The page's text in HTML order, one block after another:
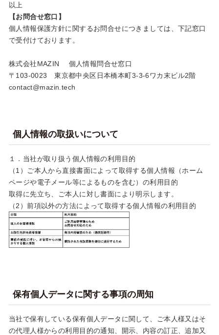
以上
【お問合せ窓口】
個人情報保護方針に関するお問合せにつきましては、下記窓口
で受付けております。
株式会社MAZIN 個人情報問合せ窓口
〒103-0023 東京都中央区日本橋本町3-3-6ワカ末ビル2階
contact@mazin.tech
個人情報の取扱いについて
１．当社が取り扱う個人情報の利用目的
（1）ご本人から直接書面によって取得する個人情報（ホーム
ページや電子メール等によるものを含む）の利用目的
取得に先立ち、ご本人に対し書面により明示します。
（2）前項以外の方法によって取得する個人情報の利用目的
保有個人データに関する事項の周知
当社で保有している保有個人データに関して、ご本人様又はそ
の代理人様からの利用目的の通知、開示、内容の訂正、追加又